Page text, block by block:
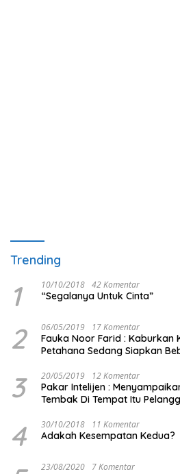
Trending
1 10/10/2018 42 Komentar
“Segalanya Untuk Cinta”
2 06/05/2019 17 Komentar
Fauka Noor Farid : Kaburkan
Petahana Sedang Siapkan
3 20/05/2019 12 Komentar
Pakar Intelijen :
Tembak Di Tempat Itu
4 30/10/2018 11 Komentar
Adakah Kesempatan Kedua?
23/08/2020 7 Komentar